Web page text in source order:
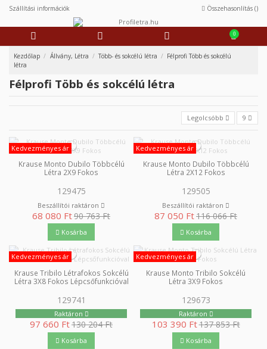
Szállítási információk Összehasonlítás ()
0
Kezdőlap Állvány, Létra Több- és sokcélú létra
Félprofi Több és sokcélú
létra
Félprofi Több és sokcélú létra
Legolcsóbb 9
Kedvezményes ár
Krause Monto Dubilo Többcélú
Létra 2X9 Fokos
129475
Beszállítói raktáron
68 080 Ft90 763 Ft
Kosárba
Kedvezményes ár
Krause Monto Dubilo Többcélú
Létra 2X12 Fokos
129505
Beszállítói raktáron
87 050 Ft116 066 Ft
Kosárba
Kedvezményes ár
Krause Tribilo Létrafokos Sokcélú
Létra 3X8 Fokos Lépcsőfunkcióval
129741
Raktáron
97 660 Ft130 204 Ft
Kosárba
Kedvezményes ár
Krause Monto Tribilo Sokcélú
Létra 3X9 Fokos
129673
Raktáron
103 390 Ft137 853 Ft
Kosárba